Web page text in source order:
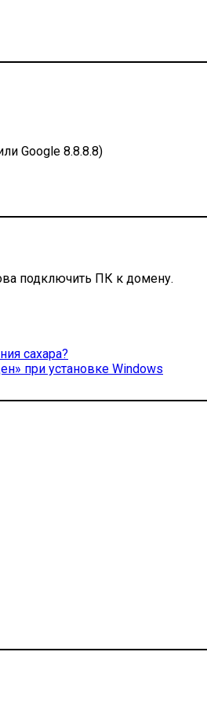
Google 8.8.8.8)
подключить ПК к домену.
сахара?
при установке Windows